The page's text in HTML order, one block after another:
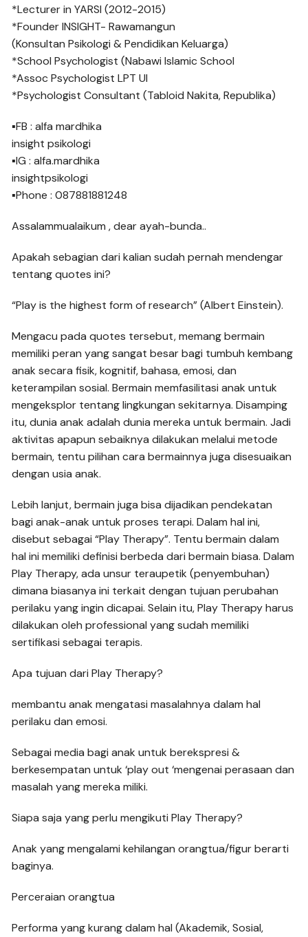
*Lecturer in YARSI (2012-2015)
*Founder INSIGHT- Rawamangun
(Konsultan Psikologi & Pendidikan Keluarga)
*School Psychologist (Nabawi Islamic School
*Assoc Psychologist LPT UI
*Psychologist Consultant (Tabloid Nakita, Republika)
▪FB : alfa mardhika
insight psikologi
▪IG : alfa.mardhika
insightpsikologi
▪Phone : 087881881248
Assalammualaikum , dear ayah-bunda..
Apakah sebagian dari kalian sudah pernah mendengar
tentang quotes ini?
“Play is the highest form of research” (Albert Einstein).
Mengacu pada quotes tersebut, memang bermain
memiliki peran yang sangat besar bagi tumbuh kembang
anak secara fisik, kognitif, bahasa, emosi, dan
keterampilan sosial. Bermain memfasilitasi anak untuk
mengeksplor tentang lingkungan sekitarnya. Disamping
itu, dunia anak adalah dunia mereka untuk bermain. Jadi
aktivitas apapun sebaiknya dilakukan melalui metode
bermain, tentu pilihan cara bermainnya juga disesuaikan
dengan usia anak.
Lebih lanjut, bermain juga bisa dijadikan pendekatan
bagi anak-anak untuk proses terapi. Dalam hal ini,
disebut sebagai “Play Therapy”. Tentu bermain dalam
hal ini memiliki definisi berbeda dari bermain biasa. Dalam
Play Therapy, ada unsur teraupetik (penyembuhan)
dimana biasanya ini terkait dengan tujuan perubahan
perilaku yang ingin dicapai. Selain itu, Play Therapy harus
dilakukan oleh professional yang sudah memiliki
sertifikasi sebagai terapis.
Apa tujuan dari Play Therapy?
membantu anak mengatasi masalahnya dalam hal
perilaku dan emosi.
Sebagai media bagi anak untuk berekspresi &
berkesempatan untuk ‘play out ‘mengenai perasaan dan
masalah yang mereka miliki.
Siapa saja yang perlu mengikuti Play Therapy?
Anak yang mengalami kehilangan orangtua/figur berarti
baginya.
Perceraian orangtua
Performa yang kurang dalam hal (Akademik, Sosial,